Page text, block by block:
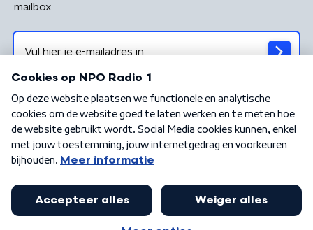
mailbox
Algemene voorwaarden